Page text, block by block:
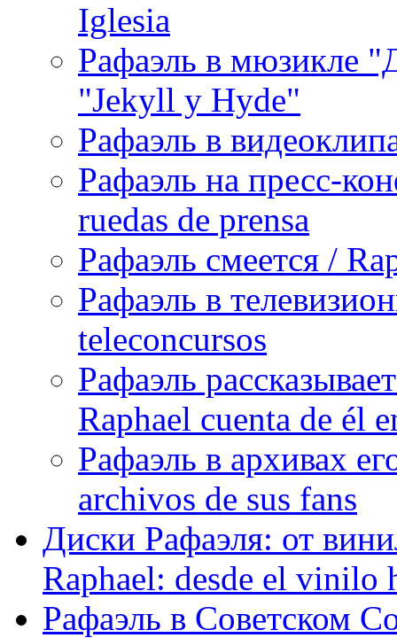
Iglesia
Рафаэль в мюзикле
"Jekyll y Hyde"
Рафаэль в
Рафаэль на пресс-
ruedas de prensa
Рафаэль смеется /
Рафаэль в
teleconcursos
Рафаэль
Raphael cuenta de él
Рафаэль в архивах
archivos de sus fans
Диски Рафаэля: от
Raphael: desde el vinilo
Рафаэль в Советском